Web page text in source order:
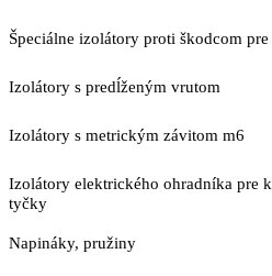
Špeciálne izolátory proti škodcom
Izolátory s predĺženým vrutom
Izolátory s metrickým závitom m6
Izolátory elektrického ohradníka pre
tyčky
Napináky, pružiny